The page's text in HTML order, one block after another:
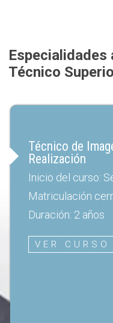
Especialidades
Técnico
Técnico de
Realización
Inicio del curso:
Matriculación
Duración: 2 años
VER CURSO